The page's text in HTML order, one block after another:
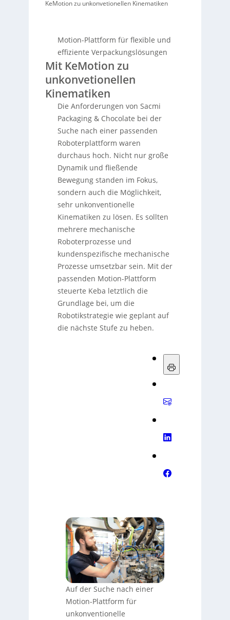
KeMotion zu unkonvetionellen Kinematiken
Motion-Plattform für flexible und
effiziente Verpackungslösungen
Mit KeMotion zu
unkonvetionellen
Kinematiken
Die Anforderungen von Sacmi
Packaging & Chocolate bei der
Suche nach einer passenden
Roboterplattform waren
durchaus hoch. Nicht nur große
Dynamik und fließende
Bewegung standen im Fokus,
sondern auch die Möglichkeit,
sehr unkonventionelle
Kinematiken zu lösen. Es sollten
mehrere mechanische
Roboterprozesse und
kundenspezifische mechanische
Prozesse umsetzbar sein. Mit der
passenden Motion-Plattform
steuerte Keba letztlich die
Grundlage bei, um die
Robotikstrategie wie geplant auf
die nächste Stufe zu heben.
Auf der Suche nach einer
Motion-Plattform für
unkonventionelle